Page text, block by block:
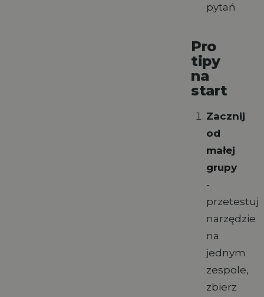
pytań
Pro
tipy
na
start
Zacznij
od
małej
grupy
-
przetestuj
narzędzie
na
jednym
zespole,
zbierz